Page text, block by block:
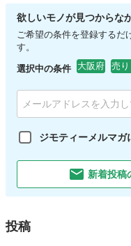
欲しいモノが見つからな
ご希望の条件を登録するだ
す。
選択中の条件 大阪府 売
ジモティーメルマガ
新着投稿
投稿